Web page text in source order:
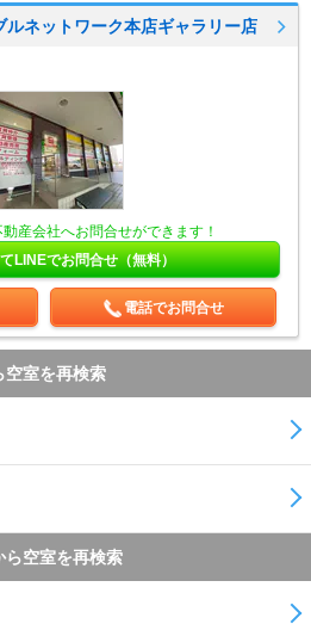
ネットワーク本店ギャラリー店
産会社へお問合せができます！
LINEでお問合せ（無料）
電話でお問合せ
空室を再検索
ら空室を再検索